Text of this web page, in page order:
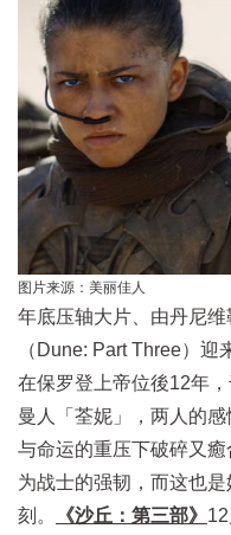
图片来源：美丽佳人
年底压轴大片、由丹尼
（Dune: Part Three）
在保罗登上帝位後12年
曼人「荃妮」，两人的
与命运的重压下破碎又
为战士的强韧，而这也
刻。
《沙丘：第三部》